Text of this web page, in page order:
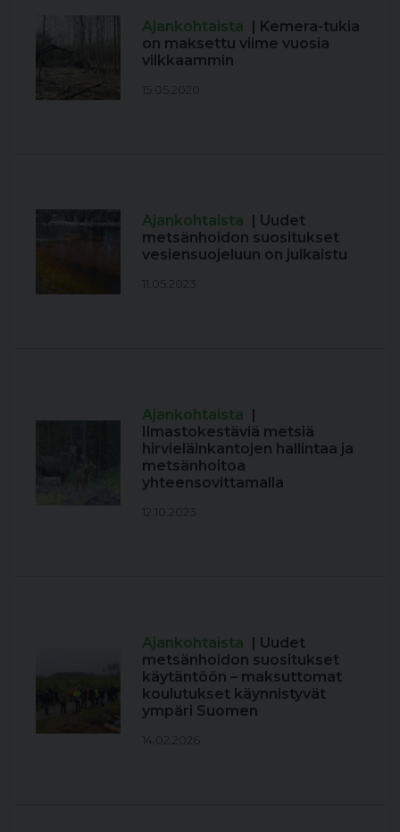
Ajankohtaista | Kemera-tukia
on maksettu viime vuosia
vilkkaammin
15.05.2020
Ajankohtaista | Uudet
metsänhoidon suositukset
vesiensuojeluun on julkaistu
11.05.2023
Ajankohtaista |
Ilmastokestäviä metsiä
hirvieläinkantojen hallintaa ja
metsänhoitoa
yhteensovittamalla
12.10.2023
Ajankohtaista | Uudet
metsänhoidon suositukset
käytäntöön – maksuttomat
koulutukset käynnistyvät
ympäri Suomen
14.02.2026